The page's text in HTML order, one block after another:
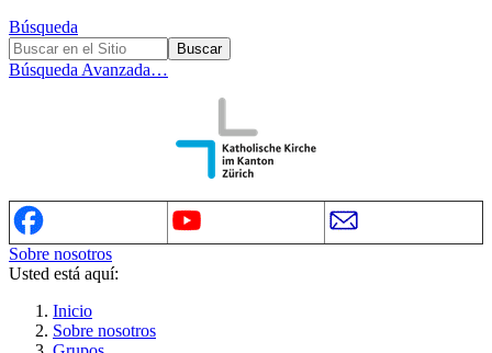
Búsqueda
Búsqueda Avanzada…
Sobre nosotros
Usted está aquí:
Inicio
Sobre nosotros